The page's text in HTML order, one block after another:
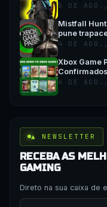
5 DE
Mistfall
pune
4 DE
Xbox Game
4 DE
▲ NEWSLETTER
RECEBA AS
GAMING
Direto na sua caixa de